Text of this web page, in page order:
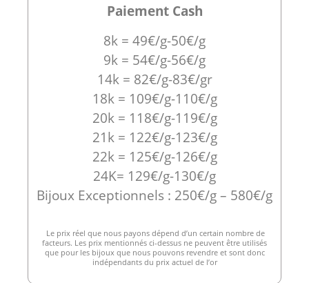
Paiement Cash
8k = 49€/g-50€/g
9k = 54€/g-56€/g
14k = 82€/g-83€/gr
18k = 109€/g-110€/g
20k = 118€/g-119€/g
21k = 122€/g-123€/g
22k = 125€/g-126€/g
24K= 129€/g-130€/g
Bijoux Exceptionnels : 250€/g – 580€/g
Le prix réel que nous payons dépend d’un certain nombre de
facteurs. Les prix mentionnés ci-dessus ne peuvent être utilisés
que pour les bijoux que nous pouvons revendre et sont donc
indépendants du prix actuel de l’or